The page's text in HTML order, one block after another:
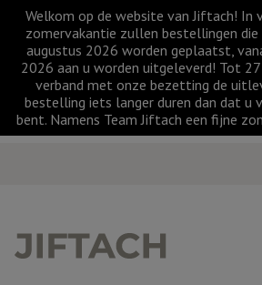
Welkom op de website van Jiftach! In
zomervakantie zullen bestellingen
augustus 2026 worden geplaatst,
2026 aan u worden uitgeleverd! Tot 27
verband met onze bezetting de
bestelling iets langer duren dan dat u
bent. Namens Team Jiftach een fijne